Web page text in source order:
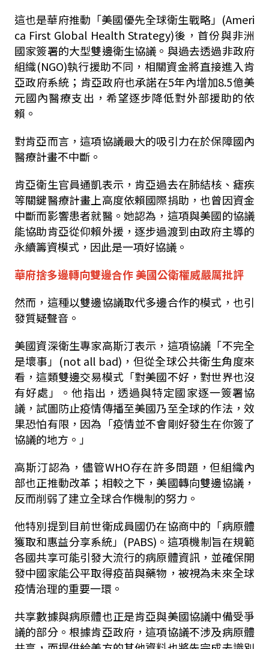
這也是華府推動「美國優先全球衛生戰略」(Ameri
ca First Global Health Strategy)後，首份與非洲
國家簽署的大型雙邊衛生協議。與過去透過非政府
組織(NGO)執行援助不同，相關資金將直接進入肯
亞政府系統；肯亞政府也承諾在5年內增加8.5億美
元國內醫療支出，希望逐步降低對外部援助的依
賴。
對肯亞而言，這項協議最大的吸引力在於保障國內
醫療計畫不中斷。
肯亞衛生官員通凱表示，肯亞過去在肺結核、瘧疾
等關鍵醫療計畫上高度依賴國際捐助，也曾因資金
中斷而影響患者就醫。她認為，這項與美國的協議
能協助肯亞從仰賴外援，逐步過渡到由政府主導的
永續籌資模式，因此是一項好協議。
華府捨多邊轉向雙邊合作 美國公衛權威嚴厲批評
然而，這種以雙邊協議取代多邊合作的模式，也引
發質疑聲音。
美國資深衛生專家高斯汀表示，這項協議「不完全
是壞事」(not all bad)，但從全球公共衛生角度來
看，這類雙邊交易模式「對美國不好，對世界也沒
有好處」。他指出，透過與特定國家逐一簽署協
議，試圖防止疫情傳播至美國乃至全球的作法，效
果恐怕有限，因為「疫情並不會剛好發生在你簽了
協議的地方。」
高斯汀認為，儘管WHO存在許多問題，但組織內
部也正推動改革；相較之下，美國轉向雙邊協議，
反而削弱了建立全球合作機制的努力。
他特別提到目前世衛成員國仍在協商中的「病原體
獲取和惠益分享系統」(PABS)。這項機制旨在規範
各國共享可能引發大流行的病原體資訊，並確保開
發中國家能公平取得疫苗與藥物，被視為未來全球
疫情治理的重要一環。
共享數據與病原體也正是肯亞與美國協議中備受爭
議的部分。根據肯亞政府，這項協議不涉及病原體